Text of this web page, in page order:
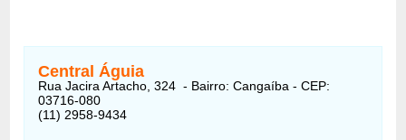
Central Águia
Rua Jacira Artacho, 324 - Bairro: Cangaíba - CEP:
03716-080
(11) 2958-9434